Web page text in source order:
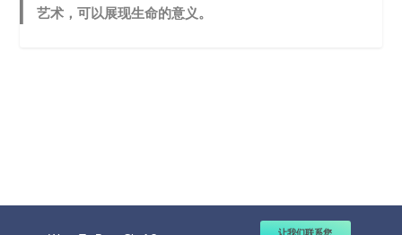
艺术，可以展现生命的意义。
让我们联系您